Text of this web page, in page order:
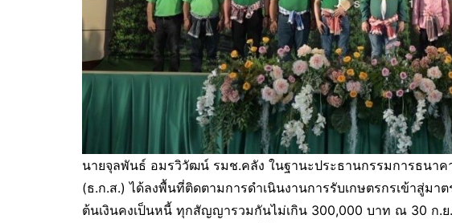
นายจุลพันธ์ อมรวิวัฒน์ รมช.คลัง ในฐานะประธานกรรมการธนาค
(ธ.ก.ส.) ได้ลงพื้นที่ติดตามการดำเนินงานการรับเกษตรกรเข้าสู่ม
ต้นเงินคงเป็นหนี้ ทุกสัญญารวมกันไม่เกิน 300,000 บาท ณ 30 ก.